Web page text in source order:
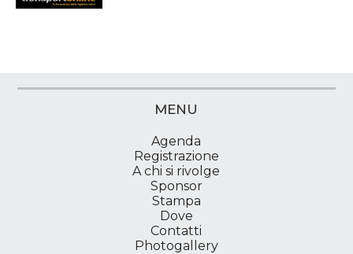
MENU
Agenda
Registrazione
A chi si rivolge
Sponsor
Stampa
Dove
Contatti
Photogallery